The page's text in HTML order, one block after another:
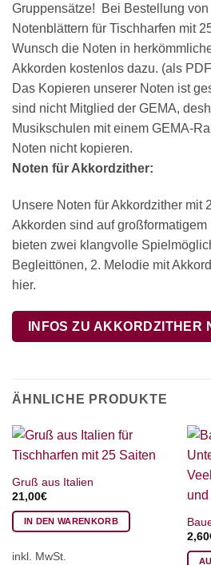
Gruppensätze! Bei Bestellung
Notenblättern für Tischharfen mit
Wunsch die Noten in
Akkorden kostenlos dazu. (als
Das Kopieren unserer Noten ist
sind nicht Mitglied der GEMA,
Musikschulen mit einem GEMA-
Noten nicht kopieren.
Noten für Akkordzither:
Unsere Noten für Akkordzither mit
Akkorden sind auf großformatigem
bieten zwei klangvolle
Begleittönen, 2. Melodie mit
hier.
INFOS ZU AKKORDZITHER
ÄHNLICHE PRODUKTE
Gruß aus Italien
21,00€
IN DEN WARENKORB
inkl. MwSt.
2,60